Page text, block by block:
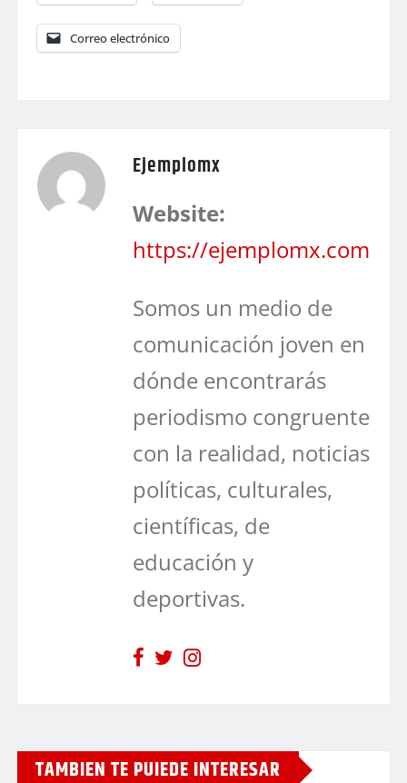
Correo electrónico
Ejemplomx
Website:
https://ejemplomx.com
Somos un medio de
comunicación joven en
dónde encontrarás
periodismo congruente
con la realidad, noticias
políticas, culturales,
científicas, de
educación y
deportivas.
TAMBIEN TE PUIEDE INTERESAR